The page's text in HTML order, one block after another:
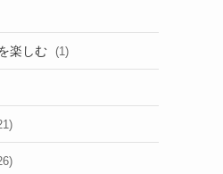
楽しむ (1)